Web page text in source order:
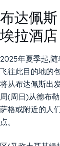
布达佩
埃拉酒店
2025年夏季起,
飞往此目的地的
将从布达佩斯出
周(周日)从德布
萨格或附近的人
点。